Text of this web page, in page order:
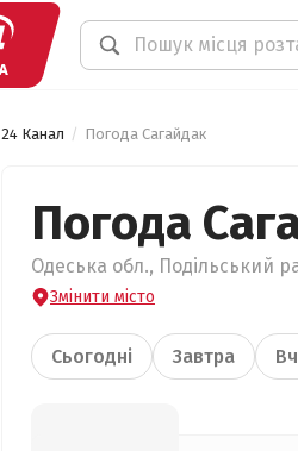
24 Канал Погода Сагайдак
Погода
Одеська обл., Подільський
Змінити місто
Сьогодні Завтра